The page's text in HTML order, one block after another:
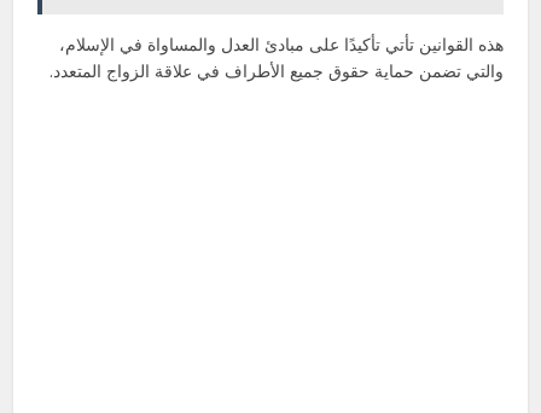
هذه القوانين تأتي تأكيدًا على مبادئ العدل والمساواة في الإسلام،
والتي تضمن حماية حقوق جميع الأطراف في علاقة الزواج المتعدد.